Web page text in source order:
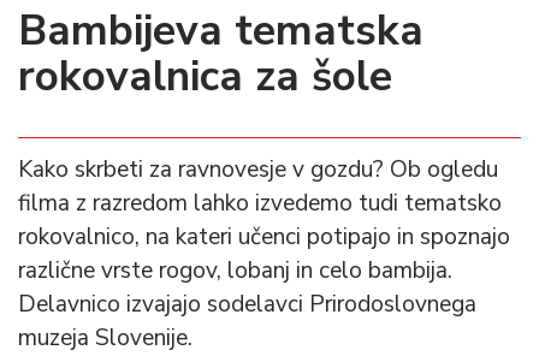
Bambijeva tematska
rokovalnica za šole
Kako skrbeti za ravnovesje v gozdu? Ob ogledu
filma z razredom lahko izvedemo tudi tematsko
rokovalnico, na kateri učenci potipajo in spoznajo
različne vrste rogov, lobanj in celo bambija.
Delavnico izvajajo sodelavci Prirodoslovnega
muzeja Slovenije.